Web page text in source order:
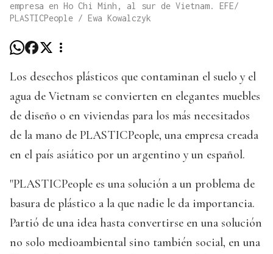
empresa en Ho Chi Minh, al sur de Vietnam. EFE/
PLASTICPeople / Ewa Kowalczyk
Los desechos plásticos que contaminan el suelo y el
agua de Vietnam se convierten en elegantes muebles
de diseño o en viviendas para los más necesitados
de la mano de PLASTICPeople, una empresa creada
en el país asiático por un argentino y un español.
"PLASTICPeople es una solución a un problema de
basura de plástico a la que nadie le da importancia.
Partió de una idea hasta convertirse en una solución
no solo medioambiental sino también social, en una